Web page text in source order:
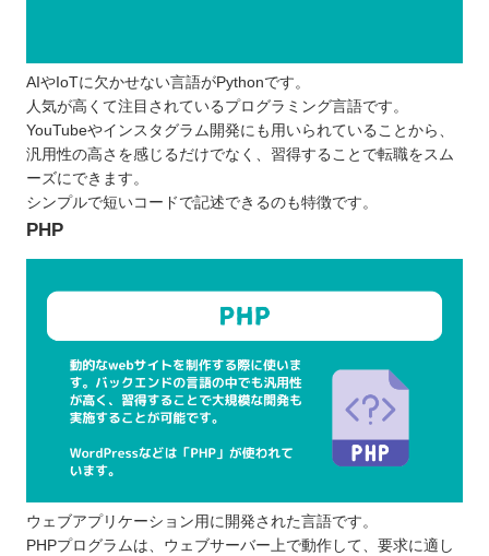
AIやIoTに欠かせない言語がPythonです。
人気が高くて注目されているプログラミング言語です。
YouTubeやインスタグラム開発にも用いられていることから、
汎用性の高さを感じるだけでなく、習得することで転職をスム
ーズにできます。
シンプルで短いコードで記述できるのも特徴です。
PHP
ウェブアプリケーション用に開発された言語です。
PHPプログラムは、ウェブサーバー上で動作して、要求に適し